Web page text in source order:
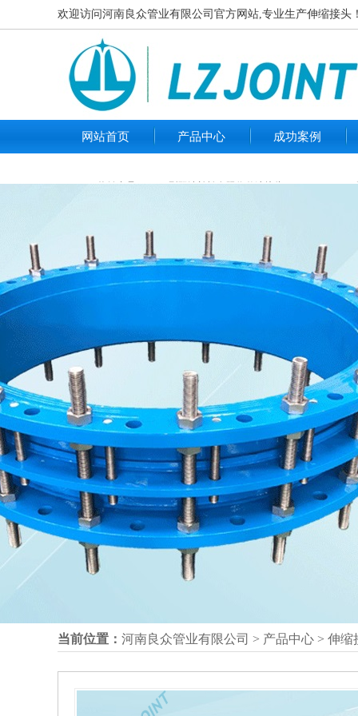
欢迎访问河南良众管业有限公司官方网站,专业生产伸缩接头
网站首页 产品中心 成功案例
热销产品： B2F型双法兰松套限位伸缩接头 PN10 VSSJA-
当前位置： 河南良众管业有限公司 > 产品中心 > 伸缩